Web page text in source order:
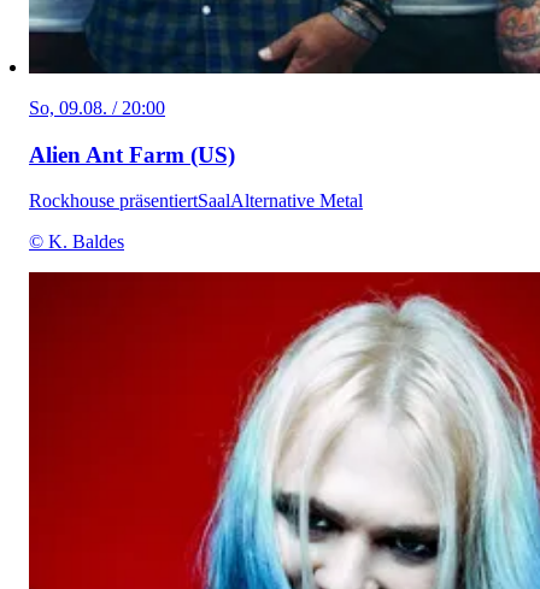
So, 09.08. / 20:00
Alien Ant Farm (US)
Rockhouse präsentiertSaalAlternative Metal
© K. Baldes